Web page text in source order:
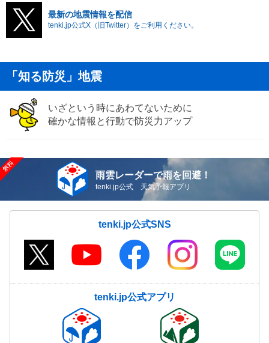
最新の地震情報を配信
tenki.jp公式X（旧Twitter）をご利用ください。
「知る防災」地震
いざという時にあわてないために
確かな情報と行動で防災力アップ
雨雲レーダーで雨を回避！
tenki.jp公式 天気予報アプリ
tenki.jp公式SNS
tenki.jp公式アプリ